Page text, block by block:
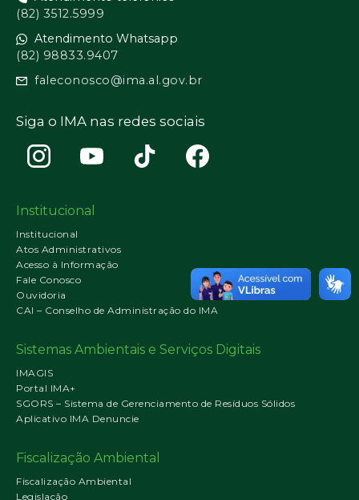
(82) 3512.5999
Atendimento Whatsapp
(82) 98833.9407
faleconosco@ima.al.gov.br
Siga o IMA nas redes sociais
Institucional
Institucional
Atos Administrativos
Acesso à Informação
Fale Conosco
Ouvidoria
CAI – Conselho de Administração do IMA
Sistemas Ambientais e Serviços Digitais
IMAGIS
Portal IMA+
SGORS – Sistema de Gerenciamento de Resíduos Sólidos
Aplicativo IMA Denuncie
Fiscalização Ambiental
Fiscalização Ambiental
Legislação